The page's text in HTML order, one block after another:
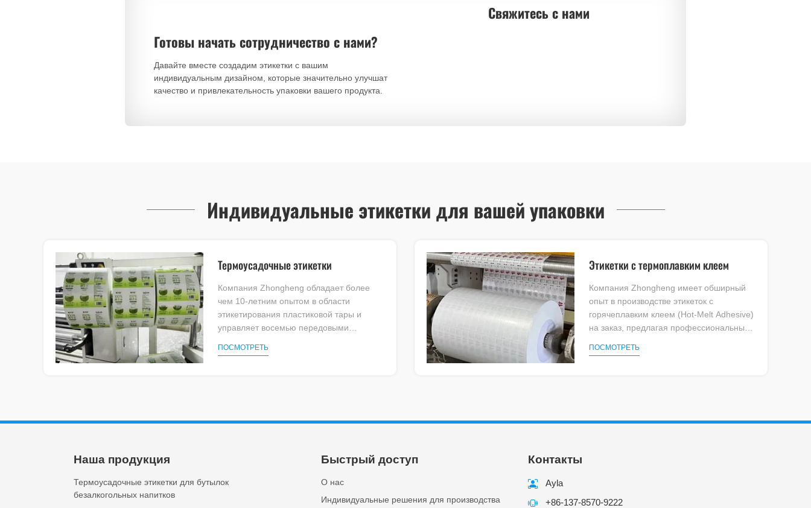
Готовы начать сотрудничество с нами?
Давайте вместе создадим этикетки с вашим
индивидуальным дизайном, которые значительно улучшат
качество и привлекательность упаковки вашего продукта.
Свяжитесь с нами
Индивидуальные этикетки для вашей упаковки
Термоусадочные этикетки
Компания Zhongheng обладает более
чем 10-летним опытом в области
этикетирования пластиковой тары и
управляет восемью передовыми
предназначенными для производства
ПОСМОТРЕТЬ
Этикетки с термоплавким клеем
Компания Zhongheng имеет обширный
опыт в производстве этикеток с
горячеплавким клеем (Hot-Melt Adhesive)
на заказ, предлагая профессиональные
питания и напитков, товаров для дома и
ПОСМОТРЕТЬ
Наша продукция
Термоусадочные этикетки для бутылок
безалкогольных напитков
Быстрый доступ
О нас
Индивидуальные решения для производства
Контакты
Ayla
+86-137-8570-9222